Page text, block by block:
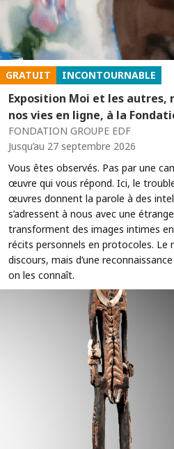
GRATUIT INCONTOURNABLE
Exposition Moi et les autres,
nos vies en ligne, à la
FONDATION GROUPE EDF
Jusqu’au 27 septembre 2026
Vous êtes observés. Pas par une
œuvre qui vous répond. Ici, le
œuvres donnent la parole à des
s’adressent à nous avec une
transforment des images intimes
récits personnels en protocoles. Le
discours, mais d’une
on les connaît.